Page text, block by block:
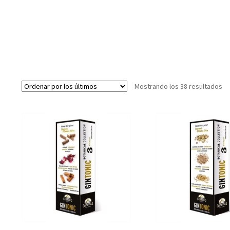
Mostrando los 38 resultados